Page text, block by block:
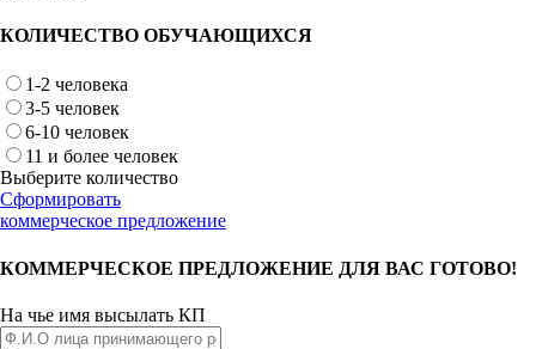
КОЛИЧЕСТВО ОБУЧАЮЩИХСЯ
1-2 человека
3-5 человек
6-10 человек
11 и более человек
Выберите количество
Сформировать
коммерческое предложение
КОММЕРЧЕСКОЕ ПРЕДЛОЖЕНИЕ ДЛЯ ВАС ГОТОВО!
На чье имя высылать КП